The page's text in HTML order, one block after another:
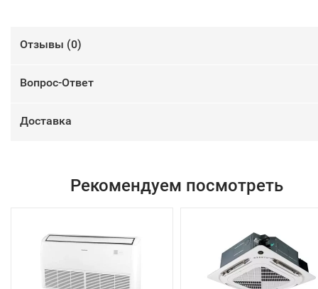
Отзывы (0)
Вопрос-Ответ
Доставка
Рекомендуем посмотреть